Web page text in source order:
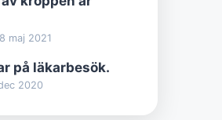
maj 2021
på läkarbesök.
2020